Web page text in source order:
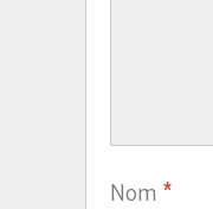
Nom *